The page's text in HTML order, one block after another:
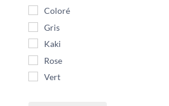
Coloré
Gris
Kaki
Rose
Vert